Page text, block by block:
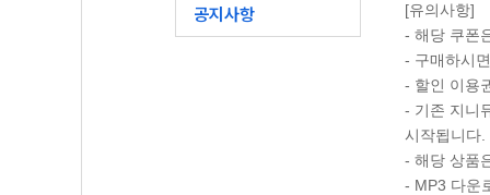
공지사항
[유의사항]
- 해당 쿠폰
- 구매하시
- 할인 이용
- 기존 지니
시작됩니다.
- 해당 상품
- MP3 다운